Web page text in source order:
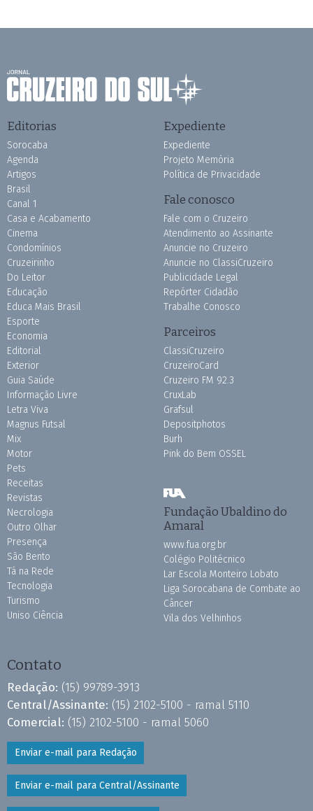
Editorias
Sorocaba
Agenda
Artigos
Brasil
Canal 1
Casa e Acabamento
Cinema
Condomínios
Cruzeirinho
Do Leitor
Educação
Educa Mais Brasil
Esporte
Economia
Editorial
Exterior
Guia Saúde
Informação Livre
Letra Viva
Magnus Futsal
Mix
Motor
Pets
Receitas
Revistas
Necrologia
Outro Olhar
Presença
São Bento
Tá na Rede
Tecnologia
Turismo
Uniso Ciência
Expediente
Expediente
Projeto Memória
Política de Privacidade
Fale conosco
Fale com o Cruzeiro
Atendimento ao Assinante
Anuncie no Cruzeiro
Anuncie no ClassiCruzeiro
Publicidade Legal
Repórter Cidadão
Trabalhe Conosco
Parceiros
ClassiCruzeiro
CruzeiroCard
Cruzeiro FM 92.3
CruxLab
Grafsul
Depositphotos
Burh
Pink do Bem OSSEL
Fundação Ubaldino do
Amaral
www.fua.org.br
Colégio Politécnico
Lar Escola Monteiro Lobato
Liga Sorocabana de Combate ao
Câncer
Vila dos Velhinhos
Contato
Redação: (15) 99789-3913
Central/Assinante: (15) 2102-5100 - ramal 5110
Comercial: (15) 2102-5100 - ramal 5060
Enviar e-mail para Redação
Enviar e-mail para Central/Assinante